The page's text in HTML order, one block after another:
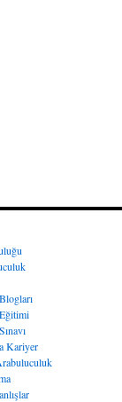
Kariyer